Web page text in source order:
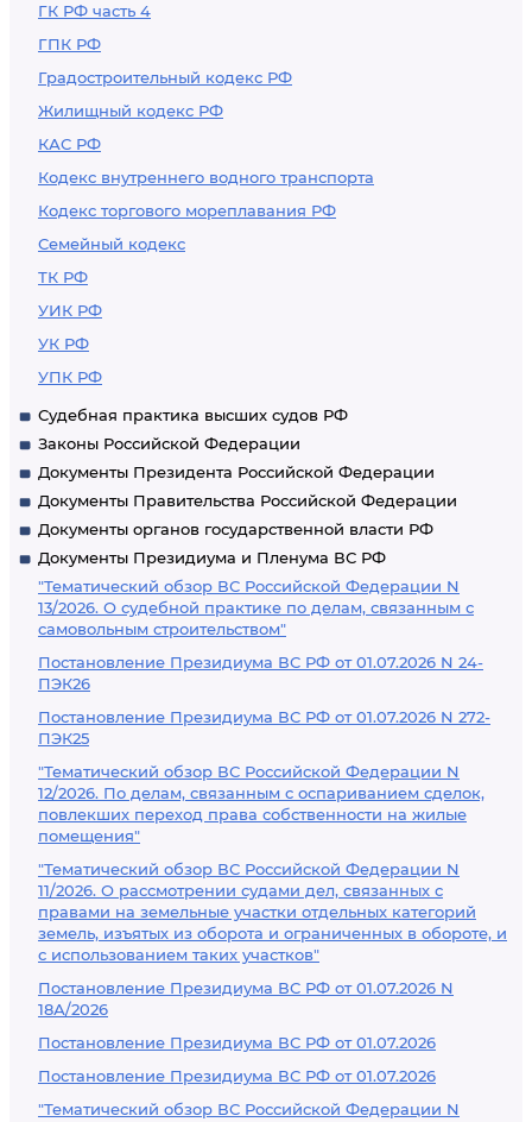
ГК РФ часть 4
ГПК РФ
Градостроительный кодекс РФ
Жилищный кодекс РФ
КАС РФ
Кодекс внутреннего водного транспорта
Кодекс торгового мореплавания РФ
Семейный кодекс
ТК РФ
УИК РФ
УК РФ
УПК РФ
Судебная практика высших судов РФ
Законы Российской Федерации
Документы Президента Российской Федерации
Документы Правительства Российской Федерации
Документы органов государственной власти РФ
Документы Президиума и Пленума ВС РФ
"Тематический обзор ВС Российской Федерации N
13/2026. О судебной практике по делам, связанным с
самовольным строительством"
Постановление Президиума ВС РФ от 01.07.2026 N 24-
ПЭК26
Постановление Президиума ВС РФ от 01.07.2026 N 272-
ПЭК25
"Тематический обзор ВС Российской Федерации N
12/2026. По делам, связанным с оспариванием сделок,
повлекших переход права собственности на жилые
помещения"
"Тематический обзор ВС Российской Федерации N
11/2026. О рассмотрении судами дел, связанных с
правами на земельные участки отдельных категорий
земель, изъятых из оборота и ограниченных в обороте, и
с использованием таких участков"
Постановление Президиума ВС РФ от 01.07.2026 N
18А/2026
Постановление Президиума ВС РФ от 01.07.2026
Постановление Президиума ВС РФ от 01.07.2026
"Тематический обзор ВС Российской Федерации N